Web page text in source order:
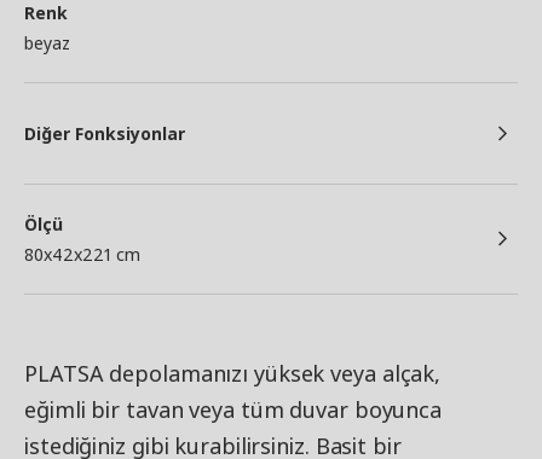
Renk
beyaz
Diğer Fonksiyonlar
Ölçü
80x42x221 cm
PLATSA depolamanızı yüksek veya alçak,
eğimli bir tavan veya tüm duvar boyunca
istediğiniz gibi kurabilirsiniz. Basit bir